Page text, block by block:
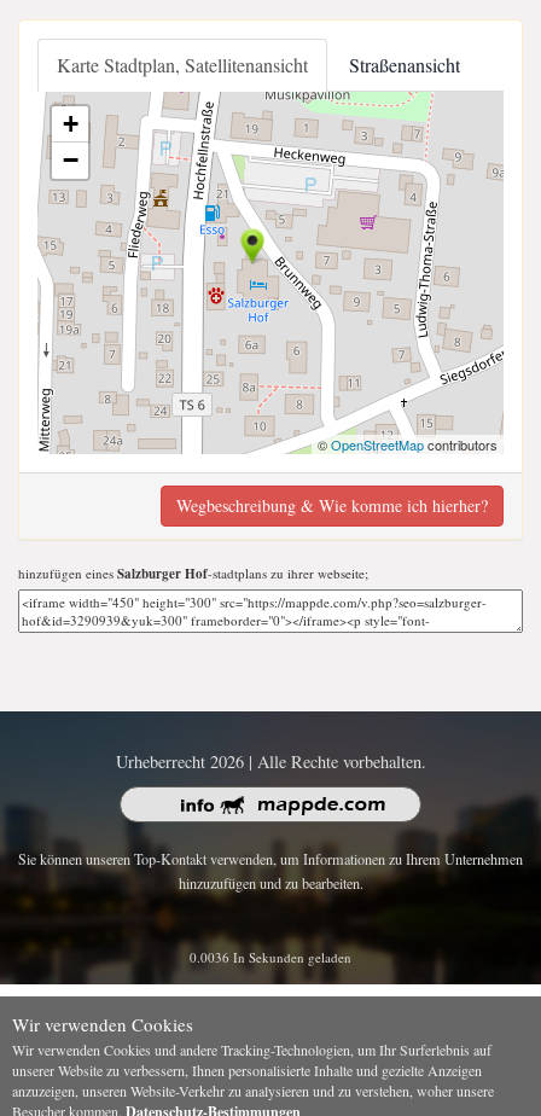
Karte Stadtplan, Satellitenansicht Straßenansicht
+
−
©OpenStreetMapcontributors
Wegbeschreibung & Wie komme ich hierher?
hinzufügen eines Salzburger Hof-stadtplans zu ihrer webseite;
Urheberrecht 2026 | Alle Rechte vorbehalten.
Sie können unseren Top-Kontakt verwenden, um Informationen zu Ihrem Unternehmen
hinzuzufügen und zu bearbeiten.
0.0036 In Sekunden geladen
Wir verwenden Cookies
Wir verwenden Cookies und andere Tracking-Technologien, um Ihr Surferlebnis auf
unserer Website zu verbessern, Ihnen personalisierte Inhalte und gezielte Anzeigen
anzuzeigen, unseren Website-Verkehr zu analysieren und zu verstehen, woher unsere
Besucher kommen. Datenschutz-Bestimmungen